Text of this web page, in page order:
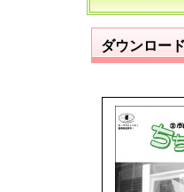
ダウンロード